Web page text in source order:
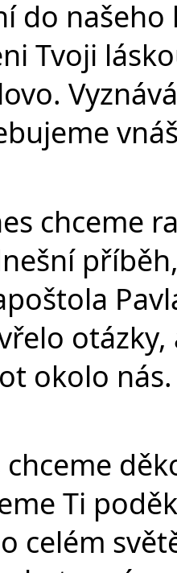
do
Tvoji
chceme
okolo
Ti
celém